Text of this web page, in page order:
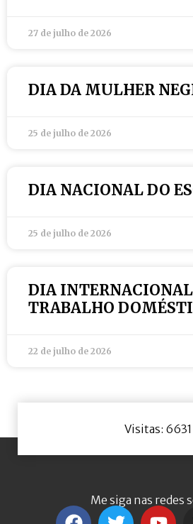
27 de julho de 2026
DIA DA MULHER
25 de julho de 2026
DIA NACIONAL DO
25 de julho de 2026
DIA
TRABALHO
22 de julho de 2026
Visitas: 6631
Me siga nas redes